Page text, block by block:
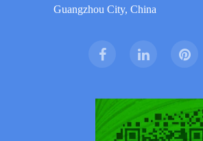
Guangzhou City, China